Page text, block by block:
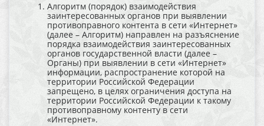
Алгоритм (порядок) взаимодействия
заинтересованных органов при выявлении
противоправного контента в сети «Интернет»
(далее – Алгоритм) направлен на разъяснение
порядка взаимодействия заинтересованных
органов государственной власти (далее –
Органы) при выявлении в сети «Интернет»
информации, распространение которой на
территории Российской Федерации
запрещено, в целях ограничения доступа на
территории Российской Федерации к такому
противоправному контенту в сети
«Интернет».